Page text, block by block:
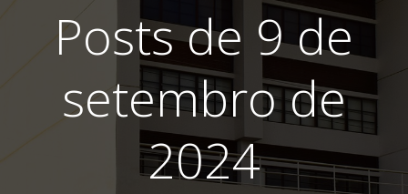
Posts de 9 de
setembro de
2024